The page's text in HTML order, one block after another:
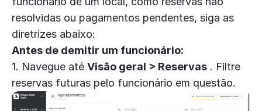
resolvidas ou pagamentos pendentes, siga as
diretrizes abaixo:
Antes de demitir um funcionário:
1. Navegue até Visão geral > Reservas . Filtre
reservas futuras pelo funcionário em questão.